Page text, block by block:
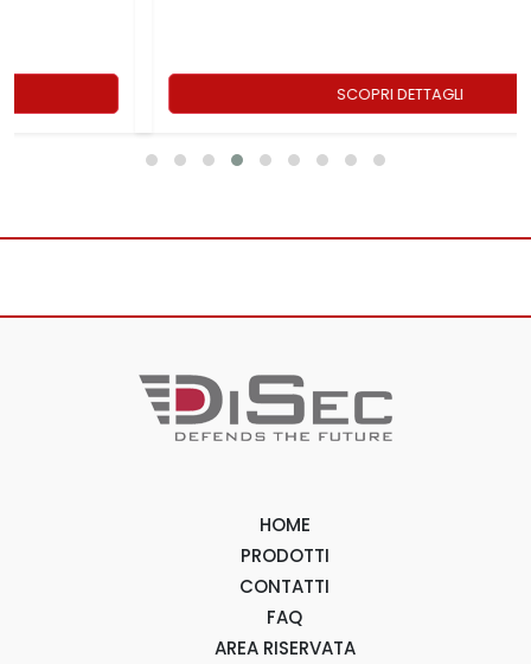
SCOPRI DETTAGLI
HOME
PRODOTTI
CONTATTI
FAQ
AREA RISERVATA